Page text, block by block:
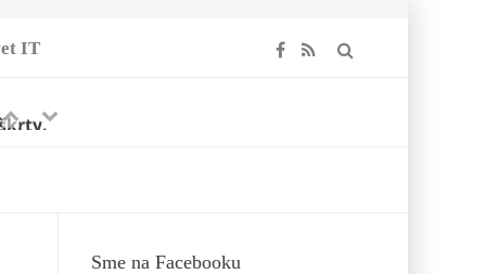
IT
Previous
Next
Sme na Facebooku